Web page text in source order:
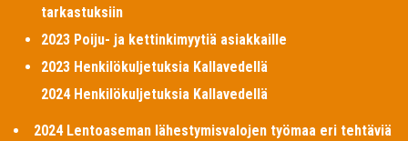
tarkastuksiin
2023 Poiju- ja kettinkimyytiä asiakkaille
2023 Henkilökuljetuksia Kallavedellä
2024 Henkilökuljetuksia Kallavedellä
2024 Lentoaseman lähestymisvalojen työmaa eri tehtäviä